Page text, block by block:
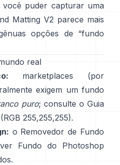
você puder capturar uma
Matting V2 parece mais
opções de “fundo
real
marketplaces (por
exigem um fundo
puro; consulte o Guia
(RGB 255,255,255).
o Removedor de Fundo
Fundo do Photoshop